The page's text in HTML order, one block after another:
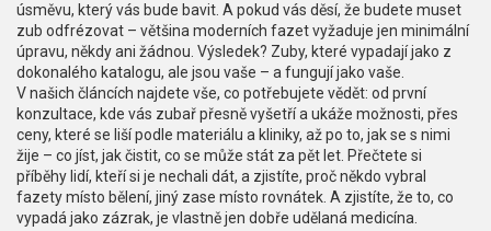
úsměvu, který vás bude bavit. A pokud vás děsí, že budete muset
zub odfrézovat – většina moderních fazet vyžaduje jen minimální
úpravu, někdy ani žádnou. Výsledek? Zuby, které vypadají jako z
dokonalého katalogu, ale jsou vaše – a fungují jako vaše.
V našich článcích najdete vše, co potřebujete vědět: od první
konzultace, kde vás zubař přesně vyšetří a ukáže možnosti, přes
ceny, které se liší podle materiálu a kliniky, až po to, jak se s nimi
žije – co jíst, jak čistit, co se může stát za pět let. Přečtete si
příběhy lidí, kteří si je nechali dát, a zjistíte, proč někdo vybral
fazety místo bělení, jiný zase místo rovnátek. A zjistíte, že to, co
vypadá jako zázrak, je vlastně jen dobře udělaná medicína.